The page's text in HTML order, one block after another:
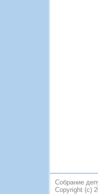
Собрание
Copyright (c)